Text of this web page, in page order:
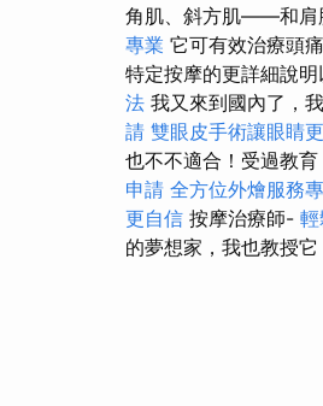
角肌、斜方肌——和肩
專業 它可有效治療頭
特定按摩的更詳細說
法 我又來到國內了，
請 雙眼皮手術讓眼睛
也不不適合！受過教
申請 全方位外燴服務
更自信 按摩治療師-
的夢想家，我也教授它